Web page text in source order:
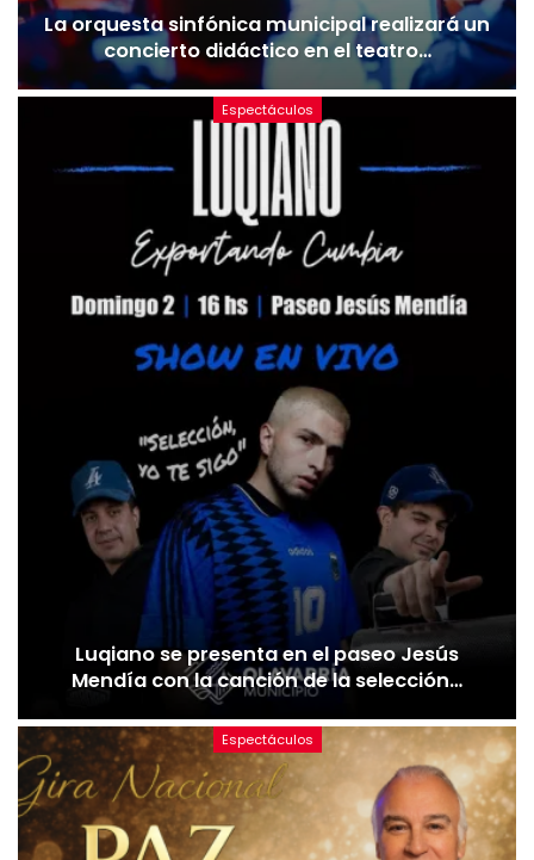
La orquesta sinfónica municipal realizará un
concierto didáctico en el teatro…
Espectáculos
Luqiano se presenta en el paseo Jesús
Mendía con la canción de la selección…
Espectáculos